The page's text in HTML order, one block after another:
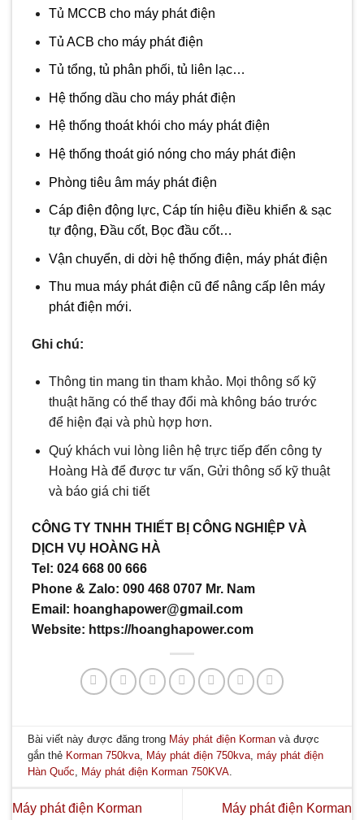
Tủ MCCB cho máy phát điện
Tủ ACB cho máy phát điện
Tủ tổng, tủ phân phối, tủ liên lạc…
Hệ thống dầu cho máy phát điện
Hệ thống thoát khói cho máy phát điện
Hệ thống thoát gió nóng cho máy phát điện
Phòng tiêu âm máy phát điện
Cáp điện động lực, Cáp tín hiệu điều khiển & sạc
tự động, Đầu cốt, Bọc đầu cốt…
Vận chuyển, di dời hệ thống điện, máy phát điện
Thu mua máy phát điện cũ để nâng cấp lên máy
phát điện mới.
Ghi chú:
Thông tin mang tin tham khảo. Mọi thông số kỹ
thuật hãng có thể thay đổi mà không báo trước
để hiện đại và phù hợp hơn.
Quý khách vui lòng liên hệ trực tiếp đến công ty
Hoàng Hà để được tư vấn, Gửi thông số kỹ thuật
và báo giá chi tiết
CÔNG TY TNHH THIẾT BỊ CÔNG NGHIỆP VÀ
DỊCH VỤ HOÀNG HÀ
Tel: 024 668 00 666
Phone & Zalo: 090 468 0707 Mr. Nam
Email: hoanghapower@gmail.com
Website: https://hoanghapower.com
Bài viết này được đăng trong Máy phát điện Korman và được
gắn thẻ Korman 750kva Máy phát điện 750kva ,máy phát điện
Hàn Quốc
Máy phát điện Korman 750KVA
Máy phát điện Korman
Máy phát điện Korman